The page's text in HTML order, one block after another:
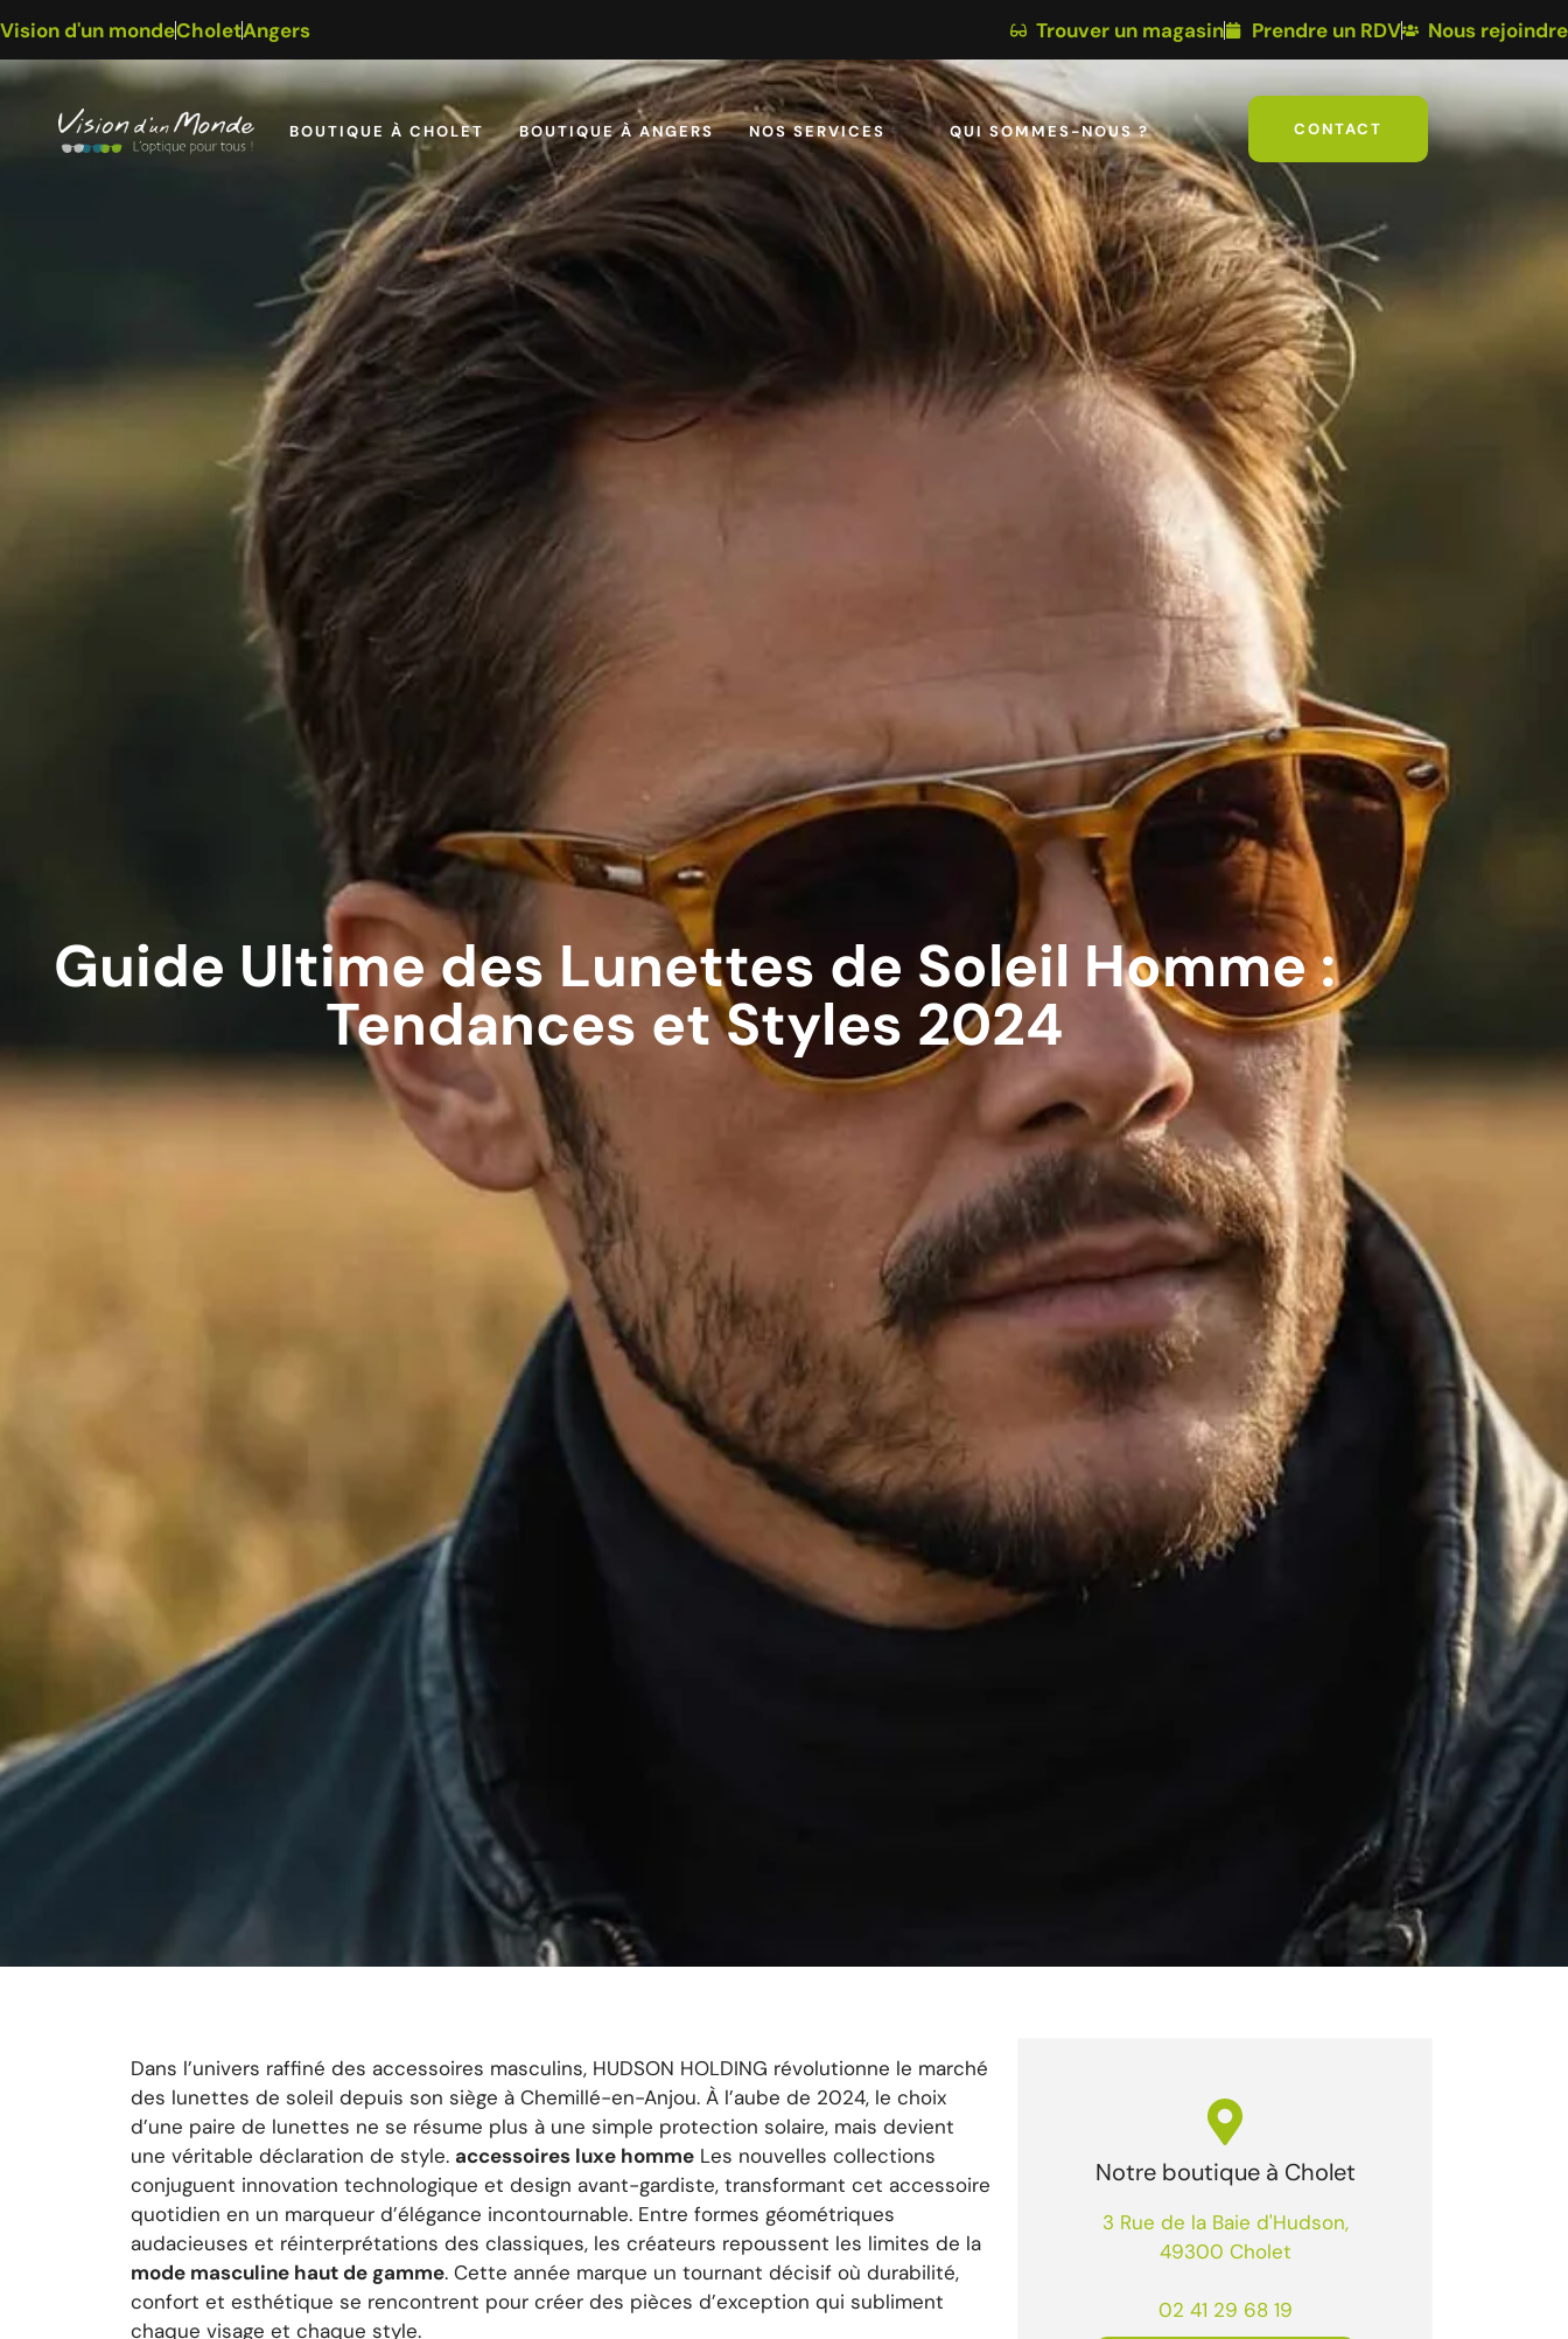
Vision d'un mondeCholetAngers Trouver un magasin Prendre un RDV Nous rejoindre
BOUTIQUE À CHOLET BOUTIQUE À ANGERS NOS SERVICES QUI SOMMES-NOUS ? CONTACT
Guide Ultime des Lunettes de Soleil Homme :
Tendances et Styles 2024
Dans l’univers raffiné des accessoires masculins, HUDSON HOLDING révolutionne le marché
des lunettes de soleil depuis son siège à Chemillé-en-Anjou. À l’aube de 2024, le choix
d’une paire de lunettes ne se résume plus à une simple protection solaire, mais devient
une véritable déclaration de style. accessoires luxe homme Les nouvelles collections
conjuguent innovation technologique et design avant-gardiste, transformant cet accessoire
quotidien en un marqueur d’élégance incontournable. Entre formes géométriques
audacieuses et réinterprétations des classiques, les créateurs repoussent les limites de la
mode masculine haut de gamme. Cette année marque un tournant décisif où durabilité,
confort et esthétique se rencontrent pour créer des pièces d’exception qui subliment
chaque visage et chaque style.
Notre boutique à Cholet
3 Rue de la Baie d'Hudson,
49300 Cholet
02 41 29 68 19